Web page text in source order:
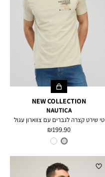
NEW COLLECTION
NAUTICA
טי שירט קצרה לגברים עם צווארון עגול
מחיר
מוצר
199.90 ₪
צבע
STONE